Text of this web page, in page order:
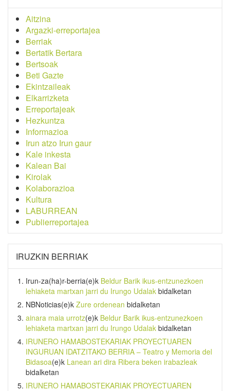
Aitzina
Argazki-erreportajea
Berriak
Bertatik Bertara
Bertsoak
Beti Gazte
Ekintzaileak
Elkarrizketa
Erreportajeak
Hezkuntza
Informazioa
Irun atzo Irun gaur
Kale inkesta
Kalean Bai
Kirolak
Kolaborazioa
Kultura
LABURREAN
Publierreportajea
IRUZKIN BERRIAK
Irun-za(ha)r-berria(e)k Beldur Barik ikus-entzunezkoen
lehiaketa martxan jarri du Irungo Udalak bidalketan
NBNoticias(e)k Zure ordenean bidalketan
ainara maia urrotz(e)k Beldur Barik ikus-entzunezkoen
lehiaketa martxan jarri du Irungo Udalak bidalketan
IRUNERO HAMABOSTEKARIAK PROYECTUAREN
INGURUAN IDATZITAKO BERRIA – Teatro y Memoria del
Bidasoa(e)k Lanean ari dira Ribera beken irabazleak
bidalketan
IRUNERO HAMABOSTEKARIAK PROYECTUAREN